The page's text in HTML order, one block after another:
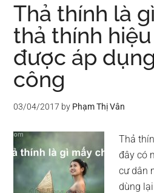
Thả thính là
thả thính
được áp
công
03/04/2017 by Phạm Thị Vân
Thả
đây có
cư dân
dùng